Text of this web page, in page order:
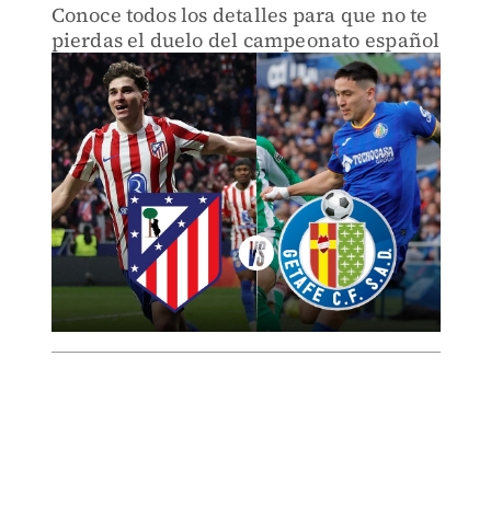
Conoce todos los detalles para que no te
pierdas el duelo del campeonato español